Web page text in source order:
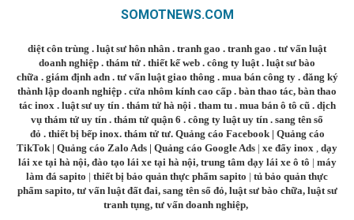
SOMOTNEWS.COM
diệt côn trùng . luật sư hôn nhân . tranh gao . tranh gao . tư vấn luật
doanh nghiệp . thám tử . thiết kế web . công ty luật . luật sư bào
chữa . giám định adn. tư vấn luật giao thông . mua bán công ty. đăng ký
thành lập doanh nghiệp . cửa nhôm kính cao cấp . bàn thao tác, bàn thao
tác inox . luật sư uy tín. thám tử hà nội . tham tu. mua bán ô tô cũ. dịch
vụ thám tử uy tín . thám tử quận 6 . công ty luật uy tín . sang tên sổ
đỏ . thiết bị bếp inox. thám tử tư. Quảng cáo Facebook| Quảng cáo
TikTok | Quảng cáo Zalo Ads | Quảng cáo Google Ads | xe đẩy inox
dạy
lái xe tại hà nội, đào tạo lái xe tại hà nội, trung tâm dạy lái xe ô tô | máy
làm đá sapito | thiết bị bảo quản thực phẩm sapito | tủ bảo quản thực
phẩm sapito, tư vấn luật đất đai, sang tên sổ đỏ, luật sư bào chữa, luật sư
tranh tụng, tư vấn doanh nghiệp,